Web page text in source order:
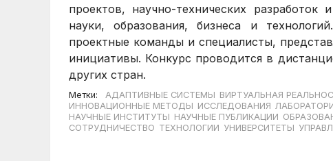
проектов, научно-технических
науки, образования, бизнеса и
проектные команды и специалисты,
инициативы. Конкурс проводится в
других стран.
Метки: АДАПТИВНЫЕ СИСТЕМЫ ВИРТУАЛЬНАЯ
ИННОВАЦИОННЫЕ МЕТОДЫ ИССЛЕДОВАНИЯ
НАУЧНЫЕ ИНСТИТУТЫ НАУЧНЫЕ ПУБЛИКАЦИИ
СОТРУДНИЧЕСТВО ТЕХНОЛОГИИ УНИВЕРСИТЕТЫ